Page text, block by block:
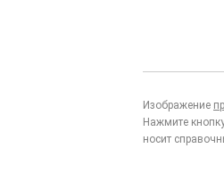
Изображение
Нажмите
носит